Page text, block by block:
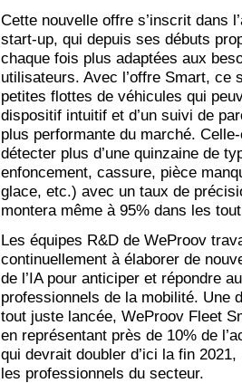
Cette nouvelle offre s’inscrit dans
start-up, qui depuis ses débuts
chaque fois plus adaptées aux
utilisateurs. Avec l’offre Smart, ce
petites flottes de véhicules qui
dispositif intuitif et d’un suivi de
plus performante du marché.
détecter plus d’une quinzaine de
enfoncement, cassure, pièce
glace, etc.) avec un taux de
montera même à 95% dans les
Les équipes R&D de WeProov
continuellement à élaborer de
de l’IA pour anticiper et répondre
professionnels de la mobilité. Une
tout juste lancée, WeProov Fleet
en représentant près de 10% de
qui devrait doubler d’ici la fin
les professionnels du secteur.